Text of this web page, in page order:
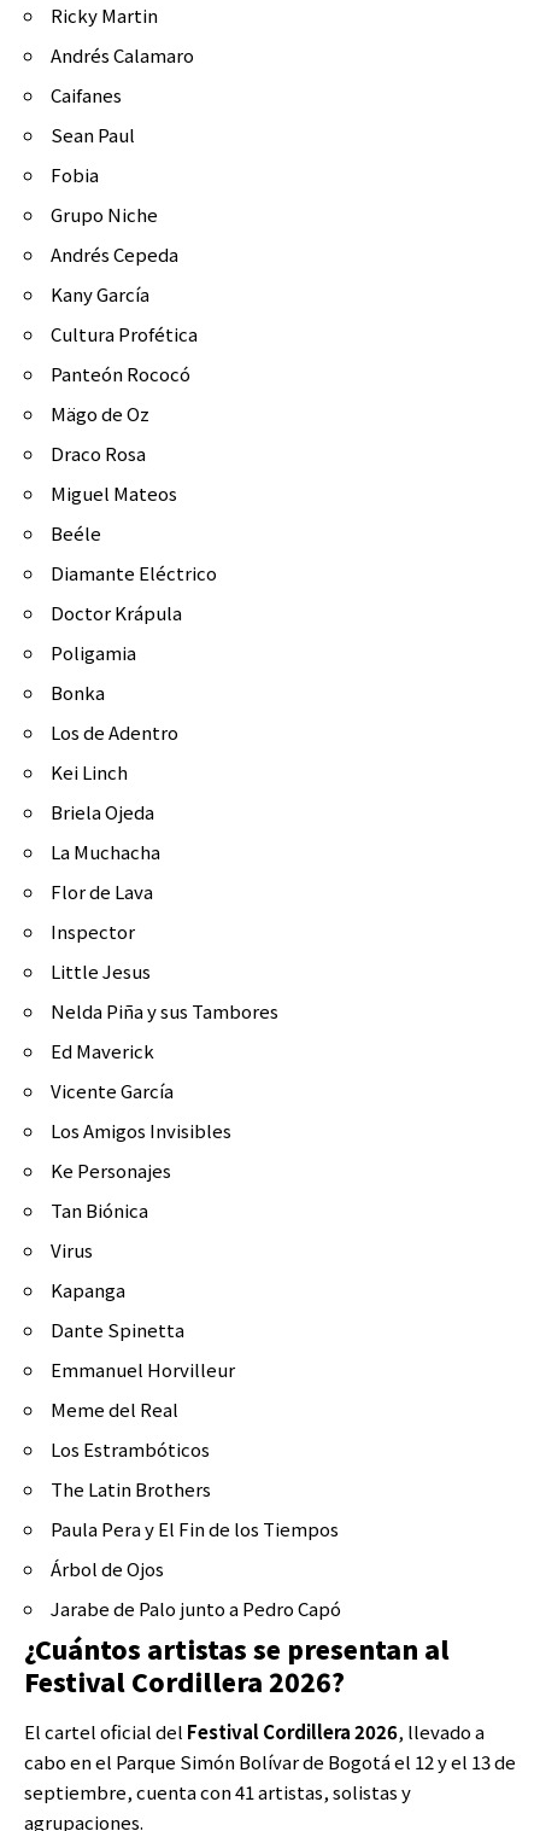
Ricky Martin
Andrés Calamaro
Caifanes
Sean Paul
Fobia
Grupo Niche
Andrés Cepeda
Kany García
Cultura Profética
Panteón Rococó
Mägo de Oz
Draco Rosa
Miguel Mateos
Beéle
Diamante Eléctrico
Doctor Krápula
Poligamia
Bonka
Los de Adentro
Kei Linch
Briela Ojeda
La Muchacha
Flor de Lava
Inspector
Little Jesus
Nelda Piña y sus Tambores
Ed Maverick
Vicente García
Los Amigos Invisibles
Ke Personajes
Tan Biónica
Virus
Kapanga
Dante Spinetta
Emmanuel Horvilleur
Meme del Real
Los Estrambóticos
The Latin Brothers
Paula Pera y El Fin de los Tiempos
Árbol de Ojos
Jarabe de Palo junto a Pedro Capó
¿Cuántos artistas se presentan al
Festival Cordillera 2026?
El cartel oficial del Festival Cordillera 2026, llevado a
cabo en el Parque Simón Bolívar de Bogotá el 12 y el 13 de
septiembre, cuenta con 41 artistas, solistas y
agrupaciones.